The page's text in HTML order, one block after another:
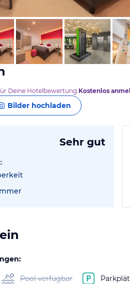
2016
Deine Hotelbewertung.Kostenlos
Bilder hochladen
Sehr gut
Pool verfügbar